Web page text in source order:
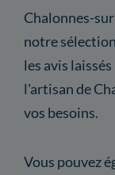
Chalonnes-
notre
les avis
l'artisan de
vos besoins.
Vous pouvez